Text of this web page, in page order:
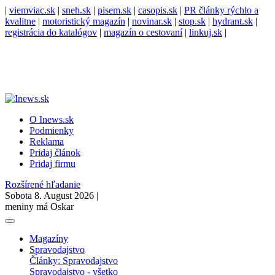
| viemviac.sk | sneh.sk | pisem.sk | casopis.sk | PR články rýchlo a
kvalitne | motoristický magazín | novinar.sk | stop.sk | hydrant.sk |
registrácia do katalógov | magazín o cestovaní| linkuj.sk |
O Inews.sk
Podmienky
Reklama
Pridaj článok
Pridaj firmu
Rozšírené hľadanie
Sobota 8. August 2026 |
meniny má Oskar
Magazíny
Spravodajstvo
Články: Spravodajstvo
Spravodajstvo - všetko